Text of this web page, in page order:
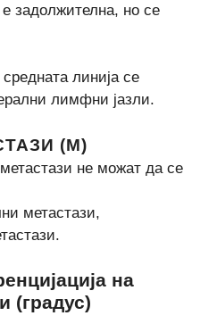
задолжителна, но се
линија се
лимфни јазли.
(М)
не можат да се
метастази,
на
(градус)